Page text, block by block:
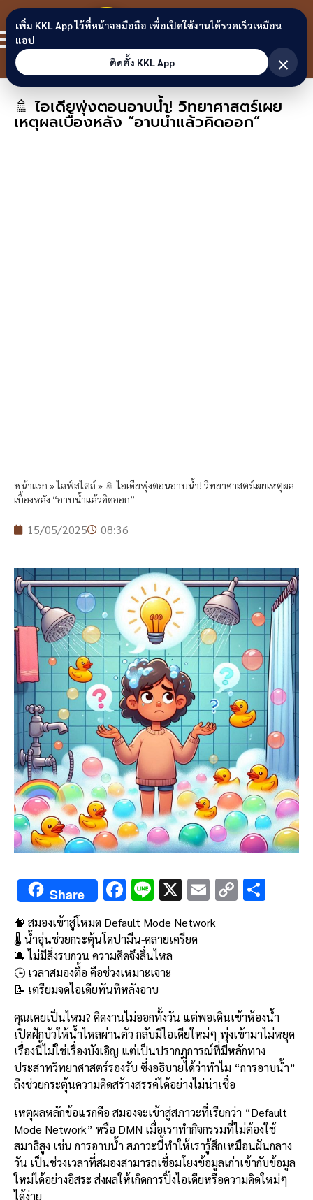
Skip to content
ขอนแก่น
ลิงก์
🚿 ไอเดียพุ่งตอนอาบน้ำ! วิทยาศาสตร์เผย
เหตุผลเบื้องหลัง “อาบน้ำแล้วคิดออก”
หน้าแรก »ไลฟ์สไตล์» 🚿 ไอเดียพุ่งตอนอาบน้ำ! วิทยาศาสตร์เผยเหตุผล
เบื้องหลัง “อาบน้ำแล้วคิดออก”
15/05/2025 08:36
Share F
ac
e
b
o
o
k
Li
n
e
X E
m
ai
C
🧠 สมองเข้าสู่โหมด Default Mode Network
🌡️ น้ำอุ่นช่วยกระตุ้นโดปามีน-คลายเครียด
🔕 ไม่มีสิ่งรบกวน ความคิดจึงลื่นไหล
🕒 เวลาสมองตื้อ คือช่วงเหมาะเจาะ
📝 เตรียมจดไอเดียทันทีหลังอาบ
คุณเคยเป็นไหม? คิดงานไม่ออกทั้งวัน แต่พอเดินเข้าห้องน้ำ
เปิดฝักบัวให้น้ำไหลผ่านตัว กลับมีไอเดียใหม่ๆ พุ่งเข้ามาไม่หยุด
เรื่องนี้ไม่ใช่เรื่องบังเอิญ แต่เป็นปรากฏการณ์ที่มีหลักทาง
ประสาทวิทยาศาสตร์รองรับ ซึ่งอธิบายได้ว่าทำไม “การอาบน้ำ”
ถึงช่วยกระตุ้นความคิดสร้างสรรค์ได้อย่างไม่น่าเชื่อ
เหตุผลหลักข้อแรกคือ สมองจะเข้าสู่สภาวะที่เรียกว่า “Default
Mode Network” หรือ DMN เมื่อเราทำกิจกรรมที่ไม่ต้องใช้
สมาธิสูง เช่น การอาบน้ำ สภาวะนี้ทำให้เรารู้สึกเหมือนฝันกลาง
วัน เป็นช่วงเวลาที่สมองสามารถเชื่อมโยงข้อมูลเก่าเข้ากับข้อมูล
ใหม่ได้อย่างอิสระ ส่งผลให้เกิดการปิ๊งไอเดียหรือความคิดใหม่ๆ
ได้ง่าย
เพิ่ม KKL App ไว้ที่หน้าจอมือถือ เพื่อเปิดใช้งานได้รวดเร็วเหมือน
แอป
ติดตั้ง KKL App
×